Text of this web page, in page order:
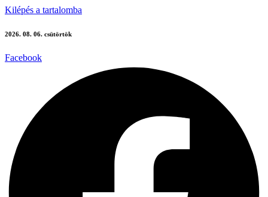
Kilépés a tartalomba
2026. 08. 06. csütörtök
Facebook